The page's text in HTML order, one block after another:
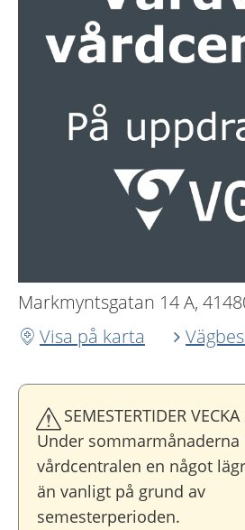
Markmyntsgatan 14 A,
Visa på karta
SEMESTERTIDER
Under sommarmånaderna
vårdcentralen en något
än vanligt på grund av
semesterperioden.